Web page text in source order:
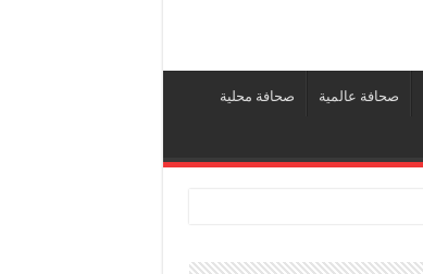
صحافة عالمية صحافة محلية